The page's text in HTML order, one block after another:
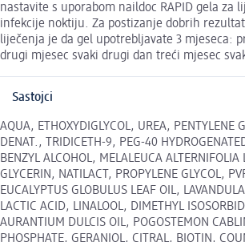
nastavite s uporabom naildoc RAPID gela za
infekcije noktiju. Za postizanje dobrih
liječenja je da gel upotrebljavate 3 mjeseca:
drugi mjesec svaki drugi dan treći mjesec
Sastojci
AQUA, ETHOXYDIGLYCOL, UREA, PENTYLENE
DENAT., TRIDICETH-9, PEG-40
BENZYL ALCOHOL, MELALEUCA
GLYCERIN, NATILACT, PROPYLENE GLYCOL,
EUCALYPTUS GLOBULUS LEAF OIL,
LACTIC ACID, LINALOOL, DIMETHYL
AURANTIUM DULCIS OIL, POGOSTEMON
PHOSPHATE, GERANIOL, CITRAL, BIOTIN,